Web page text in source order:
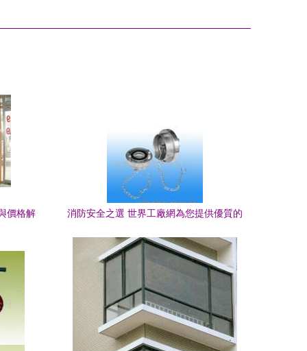
價格解
消防安全之選 世界工廠網為您提供優質的